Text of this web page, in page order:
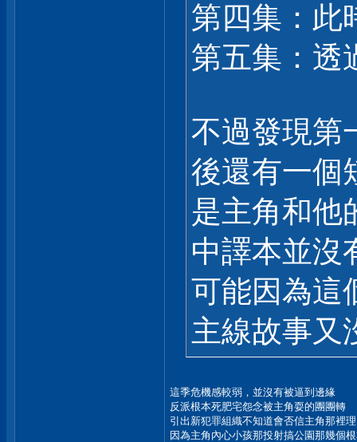
第四集：此
第五集：透
不過發現第
後還有一個
是主角和他
中譯本並沒
可能因為這
主線故事又
這季危機感較弱，並沒有被逼到邊緣
反派根本死肥宅怨念被主角耍的團團轉
引出新犯罪組織不知道會否信主角那裡
因為主角內心小孩那投射搞公園那幾個